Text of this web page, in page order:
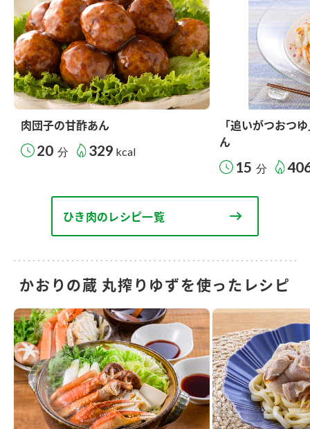
肉団子の甘酢あん
20 分 329 kcal
「追いがつおつ
ん
15 分
ひき肉のレシピ一覧
かおりの蔵 丸搾りゆずを使ったレシピ